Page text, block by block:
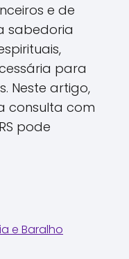
e de
sabedoria
para
Neste artigo,
consulta com
pode
e Baralho